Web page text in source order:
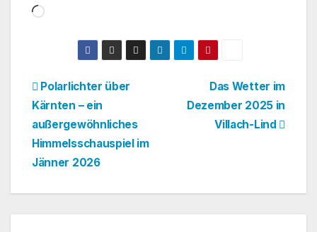
Wird
BeitragsnavigationDas Wetter im
Dezember 2025 in
Villach-Lind
Polarlichter über
Kärnten – ein
außergewöhnliches
Himmelsschauspiel im
Jänner 2026